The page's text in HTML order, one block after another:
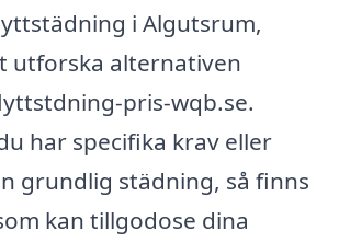
i Algutsrum,
utforska alternativen
pris-wqb.se.
har specifika krav eller
grundlig städning, så finns
kan tillgodose dina